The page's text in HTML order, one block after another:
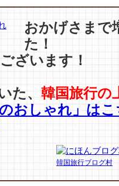
ら
い
&
ホ
ト
ス
おかげさまで
た！
ざいます！
た、 韓国旅行の
おしゃれ」はこ
韓国旅行ブログ村